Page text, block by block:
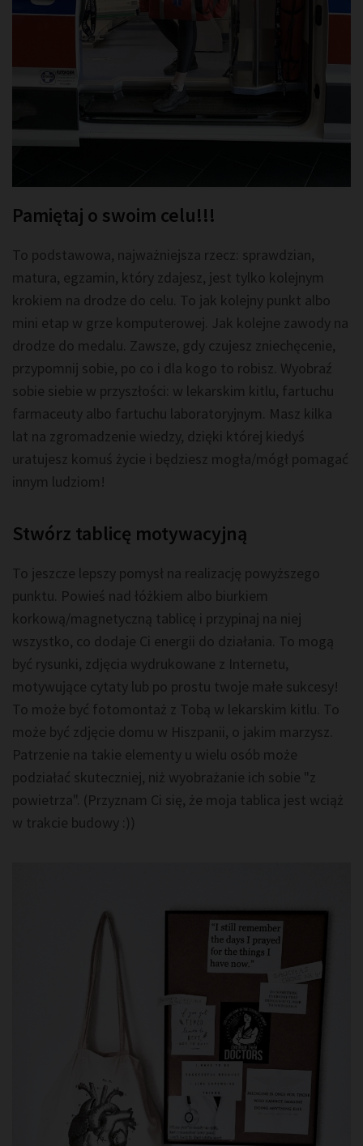
Pamiętaj o swoim celu!!!
To podstawowa, najważniejsza rzecz: sprawdzian,
matura, egzamin, który zdajesz, jest tylko kolejnym
krokiem na drodze do celu. To jak kolejny punkt albo
mini etap w grze komputerowej. Jak kolejne zawody na
drodze do medalu. Zawsze, gdy czujesz zniechęcenie,
przypomnij sobie, po co i dla kogo to robisz. Wyobraź
sobie siebie w przyszłości: w lekarskim kitlu, fartuchu
farmaceuty albo fartuchu laboratoryjnym. Masz kilka
lat na zgromadzenie wiedzy, dzięki której kiedyś
uratujesz komuś życie i będziesz mogła/mógł pomagać
innym ludziom!
Stwórz tablicę motywacyjną
To jeszcze lepszy pomysł na realizację powyższego
punktu. Powieś nad łóżkiem albo biurkiem
korkową/magnetyczną tablicę i przypinaj na niej
wszystko, co dodaje Ci energii do działania. To mogą
być rysunki, zdjęcia wydrukowane z Internetu,
motywujące cytaty lub po prostu twoje małe sukcesy!
To może być fotomontaż z Tobą w lekarskim kitlu. To
może być zdjęcie domu w Hiszpanii, o jakim marzysz.
Patrzenie na takie elementy u wielu osób może
podziałać skuteczniej, niż wyobrażanie ich sobie "z
powietrza". (Przyznam Ci się, że moja tablica jest wciąż
w trakcie budowy :))